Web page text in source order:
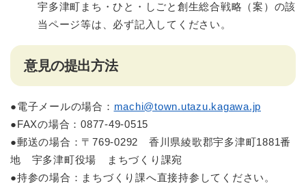
宇多津町まち・ひと・しごと創生総合戦略（案）の該
当ページ等は、必ず記入してください。
意見の提出方法
●電子メールの場合： machi@town.utazu.kagawa.jp
●FAXの場合：0877-49-0515
●郵送の場合：〒769-0292 香川県綾歌郡宇多津町1881番
地 宇多津町役場 まちづくり課宛
●持参の場合：まちづくり課へ直接持参してください。